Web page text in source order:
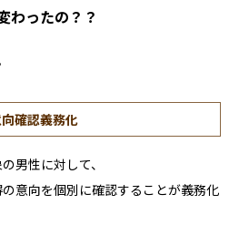
わったの？？
確認義務化
男性に対して、
意向を個別に確認することが義務化